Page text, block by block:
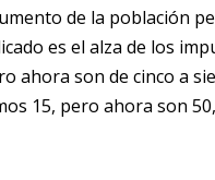
de la población
es el alza de los
ahora son de cinco a
15, pero ahora son